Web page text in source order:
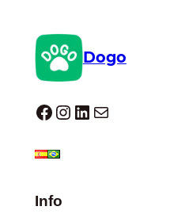
Dogo
Dogo facebook InstagramLinkedIn E-Mail
Info